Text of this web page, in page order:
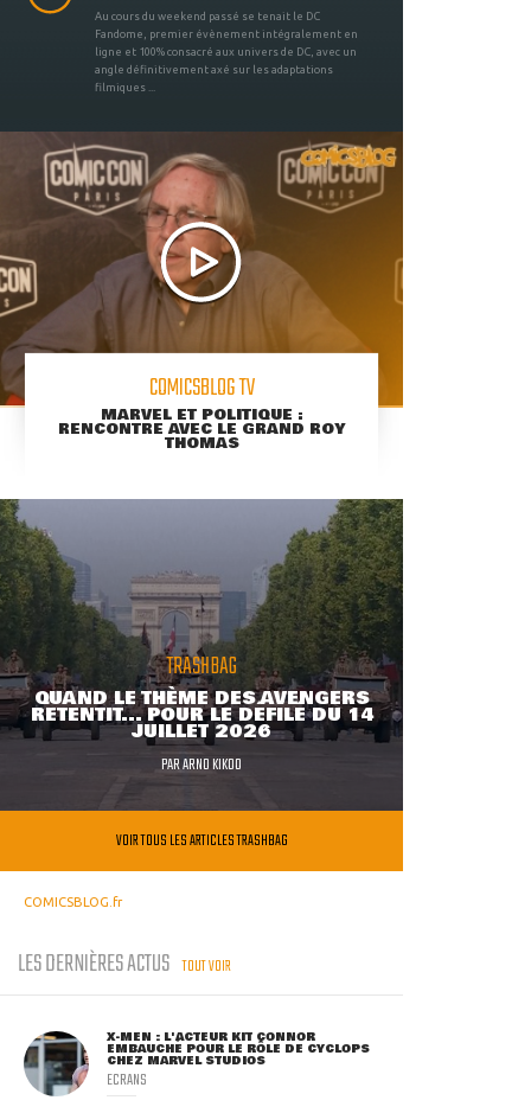
Au cours du weekend passé se tenait le DC
Fandome, premier évènement intégralement en
ligne et 100% consacré aux univers de DC, avec un
angle définitivement axé sur les adaptations
filmiques ...
COMICSBLOG TV
MARVEL ET POLITIQUE :
RENCONTRE AVEC LE GRAND ROY
THOMAS
TRASHBAG
QUAND LE THÈME DES AVENGERS
RETENTIT... POUR LE DÉFILÉ DU 14
JUILLET 2026
PARARNO KIKOO
VOIR TOUS LES ARTICLES TRASHBAG
COMICSBLOG.fr
LES DERNIÈRES ACTUS TOUT VOIR
X-MEN : L'ACTEUR KIT CONNOR
EMBAUCHÉ POUR LE RÔLE DE CYCLOPS
CHEZ MARVEL STUDIOS
ECRANS